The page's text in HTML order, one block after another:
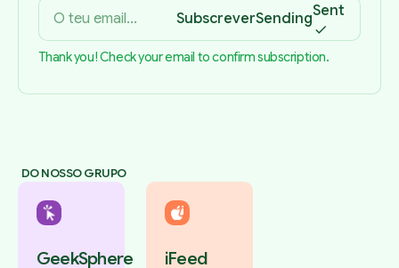
SubscreverSendingSent
Thank you! Check your email to confirm subscription.
DO NOSSO GRUPO
GeekSphere iFeed